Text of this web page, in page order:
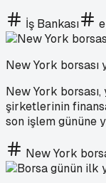
İş Bankası
New York borsası
New York
şirketlerinin
son işlem gününe
New York